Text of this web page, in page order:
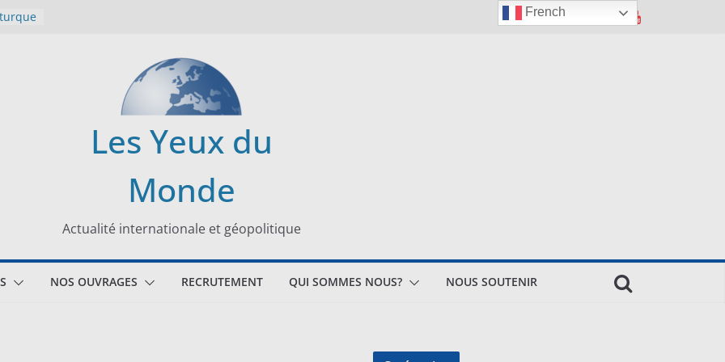
Les Yeux du
Monde
Actualité internationale et géopolitique
NOS OUVRAGES RECRUTEMENT QUI SOMMES NOUS? NOUS SOUTENIR
French